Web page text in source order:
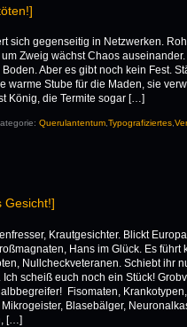
sich gegenseitig in Netzwerken.
Zweig wächst Chaos
Aber es gibt noch kein Fest.
warme Stube für die Maden, sie
König, die Termite sogar […]
Querulantentum,Typografiziertes,
Gesicht!]
Krautgesichter. Blickt
Hans im Glück. Es führt
Nullcheckveteranen. Schiebt ihr
scheiß euch noch ein Stück!
Fisomaten,
Blasebälger,
[…]